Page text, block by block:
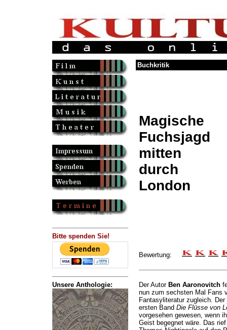
Bitte spenden Sie!
Unsere Anthologie:
Buchkritik
Magische
Fuchsjagd
mitten
durch
London
Bewertung:
Der Autor Ben Aaronovitch
nun zum sechsten Mal Fans
Fantasyliteratur zugleich.
ersten Band Die Flüsse von
vorgesehen gewesen, wenn
Geist begegnet wäre. Das